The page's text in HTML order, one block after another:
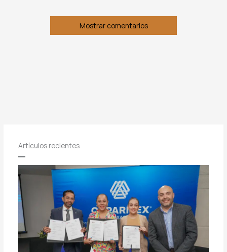
Mostrar comentarios
Artículos recientes